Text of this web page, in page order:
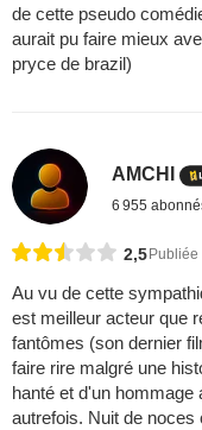
de cette pseudo
aurait pu faire mieux
pryce de brazil)
AMCHI
6 955
2,5
Au vu de cette
est meilleur acteur que
fantômes (son dernier
faire rire malgré une
hanté et d'un
autrefois. Nuit de